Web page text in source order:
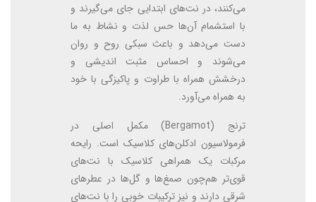
می‌کنند، در نت‌های ابتدایی جای می‌گیرند و
با استشمام آن‌ها حس لذت و نشاط به ما
دست می‌دهد و باعث سبکی روح و روان
می‌شوند و احساس مثبت اندیشی و
درخشش همراه با طراوت و پاکیزگی با خود
به همراه می‌آورد.
ترنج (Bergamot) مکمل اصلی در
فرمولاسیون ادکلن‌های کلاسیک است. رایحه
مرکبات یک همراهی کلاسیک با نت‌های
قوی‌تر هم‌چون صمغ‌ها و گل‌ها در عطرهای
شرقی دارند و نیز ترکیبات خوبی را با نت‌های